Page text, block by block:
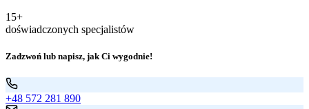
15+
doświadczonych specjalistów
Zadzwoń lub napisz, jak Ci wygodnie!
+48 572 281 890